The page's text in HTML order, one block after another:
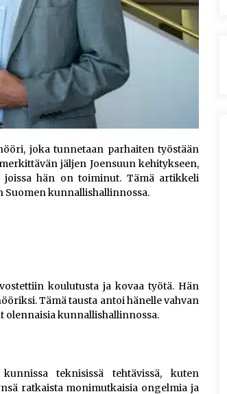
joka tunnetaan parhaiten työstään
jäljen Joensuun kehitykseen,
hän on toiminut. Tämä artikkeli
Suomen kunnallishallinnossa.
koulutusta ja kovaa työtä. Hän
Tämä tausta antoi hänelle vahvan
olennaisia kunnallishallinnossa.
teknisissä tehtävissä, kuten
ratkaista monimutkaisia ongelmia ja